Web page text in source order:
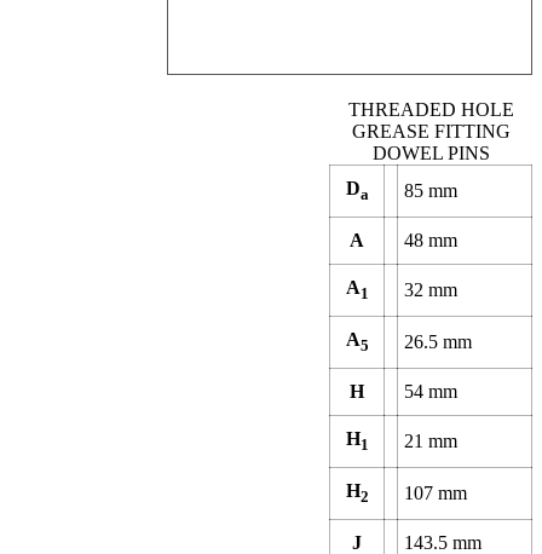
Da 85 mm
A 48 mm
A1 32 mm
A5 26.5 mm
H 54 mm
H1 21 mm
H2 107 mm
J 143.5 mm
THREADED HOLE
GREASE FITTING
DOWEL PINS